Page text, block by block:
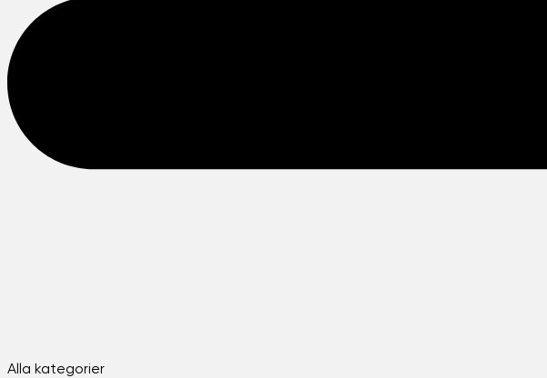
Alla kategorier